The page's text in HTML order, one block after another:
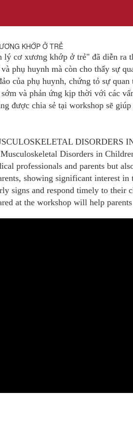
KHỚP Ở TRẺ
lý cơ xương khớp ở trẻ" đã diễn
phụ huynh mà còn cho thấy sự
của phụ huynh, chứng tỏ sự
và phản ứng kịp thời với các
được chia sẻ tại workshop sẽ
DISORDERS
Disorders in
professionals and parents but
showing significant interest
signs and respond timely to their
at the workshop will help